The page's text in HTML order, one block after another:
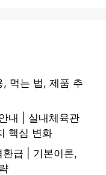
, 먹는 법, 제품 추
내 | 실내체육관
핵심 변화
급 | 기본이론,